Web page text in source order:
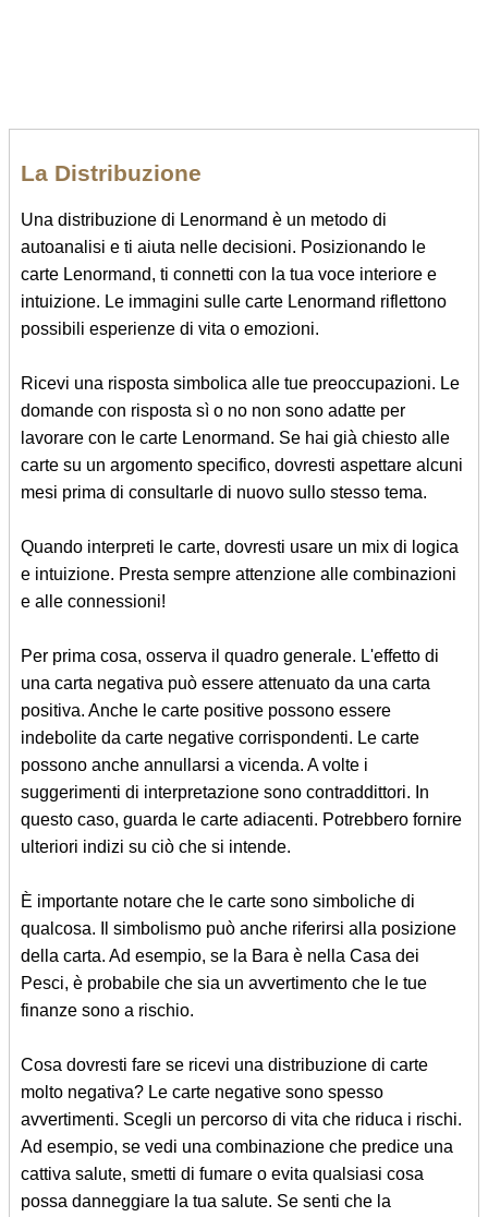
La Distribuzione
Una distribuzione di Lenormand è un metodo di
autoanalisi e ti aiuta nelle decisioni. Posizionando le
carte Lenormand, ti connetti con la tua voce interiore e
intuizione. Le immagini sulle carte Lenormand riflettono
possibili esperienze di vita o emozioni.
Ricevi una risposta simbolica alle tue preoccupazioni. Le
domande con risposta sì o no non sono adatte per
lavorare con le carte Lenormand. Se hai già chiesto alle
carte su un argomento specifico, dovresti aspettare alcuni
mesi prima di consultarle di nuovo sullo stesso tema.
Quando interpreti le carte, dovresti usare un mix di logica
e intuizione. Presta sempre attenzione alle combinazioni
e alle connessioni!
Per prima cosa, osserva il quadro generale. L'effetto di
una carta negativa può essere attenuato da una carta
positiva. Anche le carte positive possono essere
indebolite da carte negative corrispondenti. Le carte
possono anche annullarsi a vicenda. A volte i
suggerimenti di interpretazione sono contraddittori. In
questo caso, guarda le carte adiacenti. Potrebbero fornire
ulteriori indizi su ciò che si intende.
È importante notare che le carte sono simboliche di
qualcosa. Il simbolismo può anche riferirsi alla posizione
della carta. Ad esempio, se la Bara è nella Casa dei
Pesci, è probabile che sia un avvertimento che le tue
finanze sono a rischio.
Cosa dovresti fare se ricevi una distribuzione di carte
molto negativa? Le carte negative sono spesso
avvertimenti. Scegli un percorso di vita che riduca i rischi.
Ad esempio, se vedi una combinazione che predice una
cattiva salute, smetti di fumare o evita qualsiasi cosa
possa danneggiare la tua salute. Se senti che la